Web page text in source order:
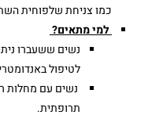
כמו צניחת שלפוחית
למי מתאים?
נשים ששעברו
לטיפול
נשים עם מחלות
תרופתית.